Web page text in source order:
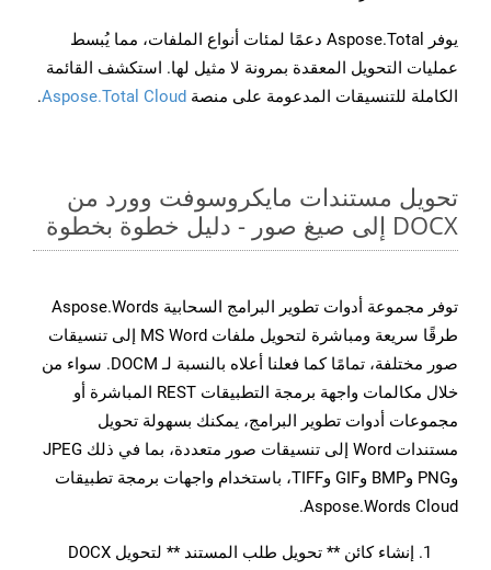
يوفر Aspose.Total دعمًا لمئات أنواع الملفات، مما يُبسط
عمليات التحويل المعقدة بمرونة لا مثيل لها. استكشف القائمة
الكاملة للتنسيقات المدعومة على منصة Aspose.Total Cloud
.
تحويل مستندات مايكروسوفت وورد من
DOCX إلى صيغ صور - دليل خطوة بخطوة
توفر مجموعة أدوات تطوير البرامج السحابية Aspose.Words
طرقًا سريعة ومباشرة لتحويل ملفات MS Word إلى تنسيقات
صور مختلفة، تمامًا كما فعلنا أعلاه بالنسبة لـ DOCM. سواء من
خلال مكالمات واجهة برمجة التطبيقات REST المباشرة أو
مجموعات أدوات تطوير البرامج، يمكنك بسهولة تحويل
مستندات Word إلى تنسيقات صور متعددة، بما في ذلك JPEG
وPNG وBMP وGIF وTIFF، باستخدام واجهات برمجة تطبيقات
Aspose.Words Cloud.
إنشاء كائن ** تحويل طلب المستند ** لتحويل DOCX